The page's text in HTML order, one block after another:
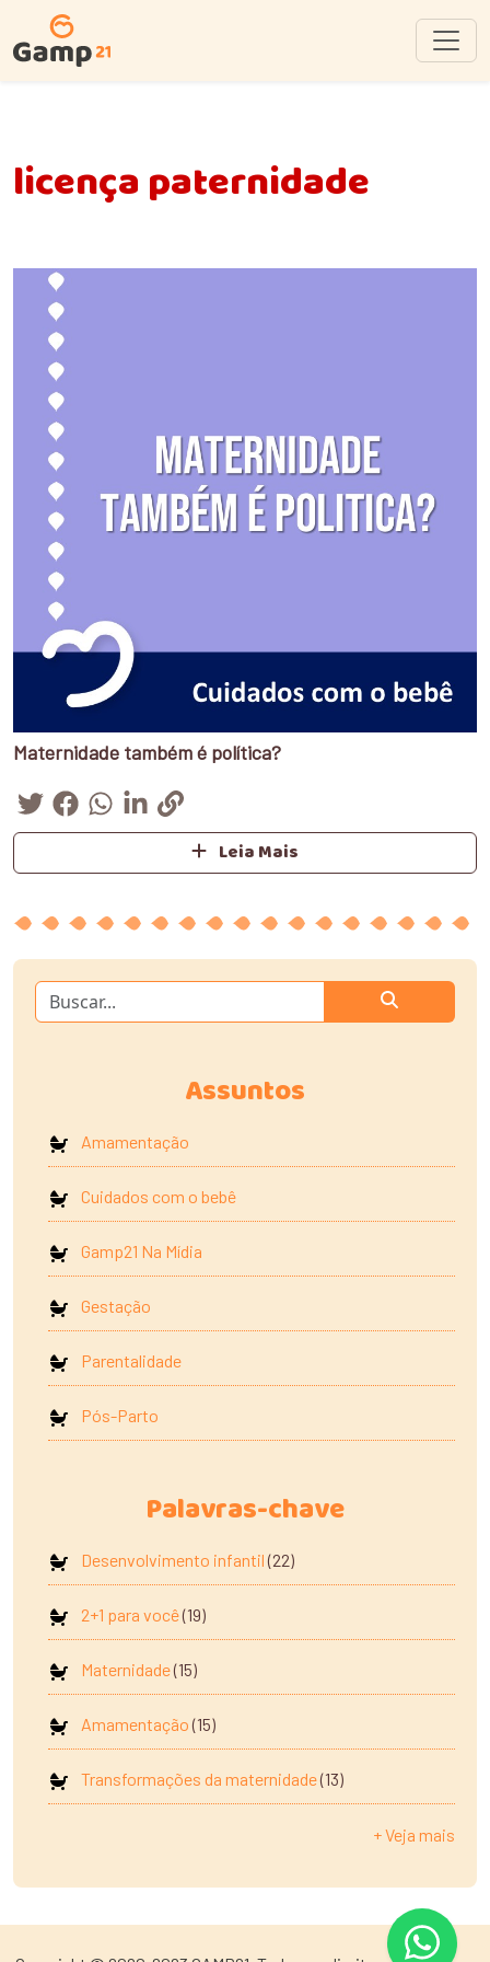
licença paternidade
Maternidade também é política?
Leia Mais
Assuntos
Amamentação
Cuidados com o bebê
Gamp21 Na Mídia
Gestação
Parentalidade
Pós-Parto
Palavras-chave
Desenvolvimento infantil(22)
2+1 para você(19)
Maternidade(15)
Amamentação(15)
Transformações da maternidade(13)
+ Veja mais